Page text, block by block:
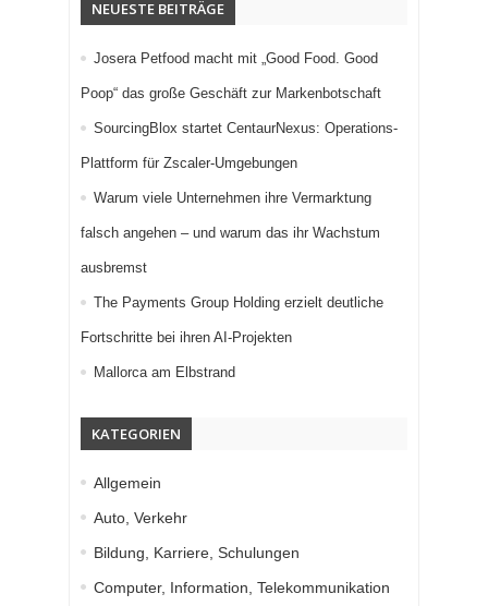
NEUESTE BEITRÄGE
Josera Petfood macht mit „Good Food. Good
Poop“ das große Geschäft zur Markenbotschaft
SourcingBlox startet CentaurNexus: Operations-
Plattform für Zscaler-Umgebungen
Warum viele Unternehmen ihre Vermarktung
falsch angehen – und warum das ihr Wachstum
ausbremst
The Payments Group Holding erzielt deutliche
Fortschritte bei ihren AI-Projekten
Mallorca am Elbstrand
KATEGORIEN
Allgemein
Auto, Verkehr
Bildung, Karriere, Schulungen
Computer, Information, Telekommunikation